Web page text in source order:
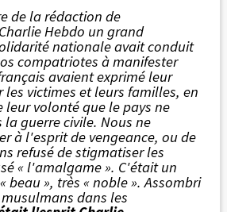
de la rédaction de
Hebdo un grand
nationale avait conduit
compatriotes à manifester
avaient exprimé leur
victimes et leurs familles, en
leur volonté que le pays ne
guerre civile. Nous ne
à l'esprit de vengeance, ou de
refusé de stigmatiser les
« l'amalgame ». C'était un
beau », très « noble ». Assombri
dans les